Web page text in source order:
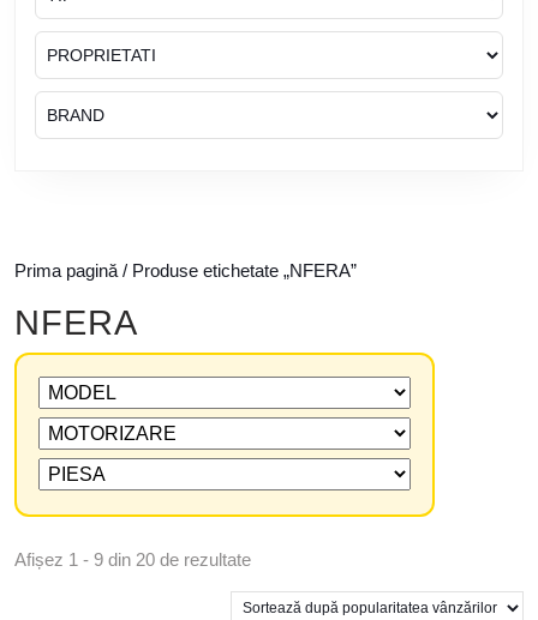
Prima pagină / Produse etichetate „NFERA”
NFERA
Afișez 1 - 9 din 20 de rezultate